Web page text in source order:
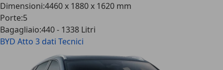
Dimensioni:4460 x 1880 x 1620 mm
Porte:5
Bagagliaio:440 - 1338 Litri
BYD Atto 3 dati Tecnici